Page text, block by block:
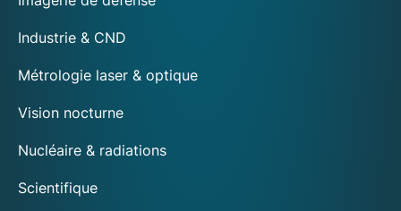
Industrie & CND
Métrologie laser & optique
Vision nocturne
Nucléaire & radiations
Scientifique